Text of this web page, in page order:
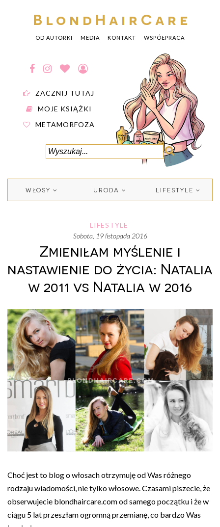
BlondHairCare
OD AUTORKI MEDIA KONTAKT WSPÓŁPRACA
ZACZNIJ TUTAJ
MOJE KSIĄŻKI
METAMORFOZA
WŁOSY URODA LIFESTYLE
LIFESTYLE
sobota, 19 listopada 2016
Zmieniłam myślenie i
nastawienie do życia: Natalia
w 2011 vs Natalia w 2016
Choć jest to blog o włosach otrzymuję od Was różnego
rodzaju wiadomości, nie tylko włosowe. Czasami piszecie, że
obserwujecie blondhaircare.com od samego początku i że w
ciągu 5 lat przeszłam ogromną przemianę, co bardzo Was